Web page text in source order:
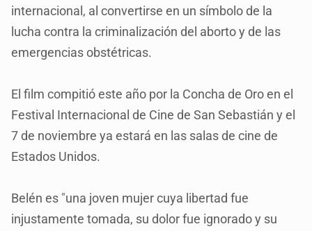
internacional, al convertirse en un símbolo de la
lucha contra la criminalización del aborto y de las
emergencias obstétricas.
El film compitió este año por la Concha de Oro en el
Festival Internacional de Cine de San Sebastián y el
7 de noviembre ya estará en las salas de cine de
Estados Unidos.
Belén es "una joven mujer cuya libertad fue
injustamente tomada, su dolor fue ignorado y su